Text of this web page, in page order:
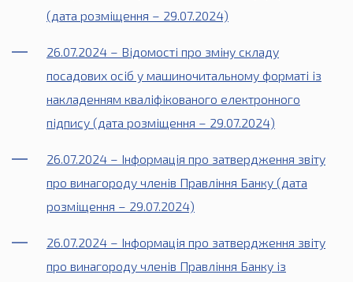
(дата розміщення – 29.07.2024)
26.07.2024 – Відомості про зміну складу
посадових осіб у машиночитальному форматі із
накладенням кваліфікованого електронного
підпису (дата розміщення – 29.07.2024)
26.07.2024 – Інформація про затвердження звіту
про винагороду членів Правління Банку (дата
розміщення – 29.07.2024)
26.07.2024 – Інформація про затвердження звіту
про винагороду членів Правління Банку із